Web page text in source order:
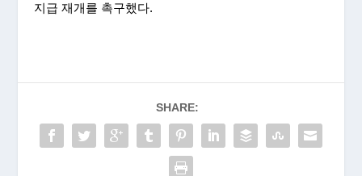
지급 재개를 촉구했다.
SHARE: